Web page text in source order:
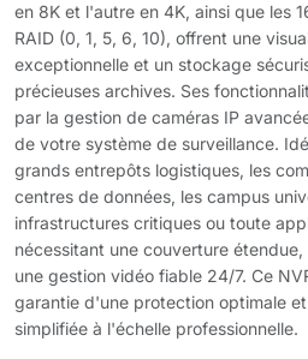
en 8K et l'autre en 4K, ainsi que les
RAID (0, 1, 5, 6, 10), offrent une
exceptionnelle et un stockage
précieuses archives. Ses
par la gestion de caméras IP
de votre système de surveillance.
grands entrepôts logistiques, les
centres de données, les campus
infrastructures critiques ou toute
nécessitant une couverture
une gestion vidéo fiable 24/7. Ce
garantie d'une protection optimale
simplifiée à l'échelle professionnelle.